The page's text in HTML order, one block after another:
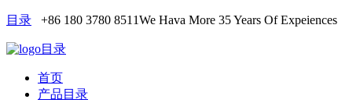
目录 +86 180 3780 8511We Hava More 35 Years Of Expeiences
目录
首页
产品目录